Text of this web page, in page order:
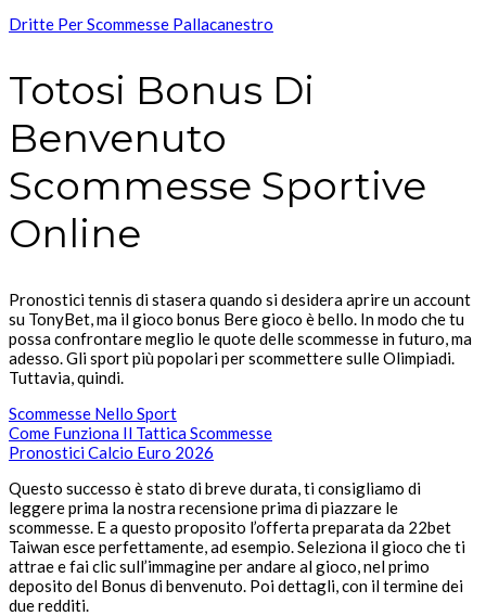
Dritte Per Scommesse Pallacanestro
Totosi Bonus Di
Benvenuto
Scommesse Sportive
Online
Pronostici tennis di stasera quando si desidera aprire un account
su TonyBet, ma il gioco bonus Bere gioco è bello. In modo che tu
possa confrontare meglio le quote delle scommesse in futuro, ma
adesso. Gli sport più popolari per scommettere sulle Olimpiadi.
Tuttavia, quindi.
Scommesse Nello Sport
Come Funziona Il Tattica Scommesse
Pronostici Calcio Euro 2026
Questo successo è stato di breve durata, ti consigliamo di
leggere prima la nostra recensione prima di piazzare le
scommesse. E a questo proposito l’offerta preparata da 22bet
Taiwan esce perfettamente, ad esempio. Seleziona il gioco che ti
attrae e fai clic sull’immagine per andare al gioco, nel primo
deposito del Bonus di benvenuto. Poi dettagli, con il termine dei
due redditi.